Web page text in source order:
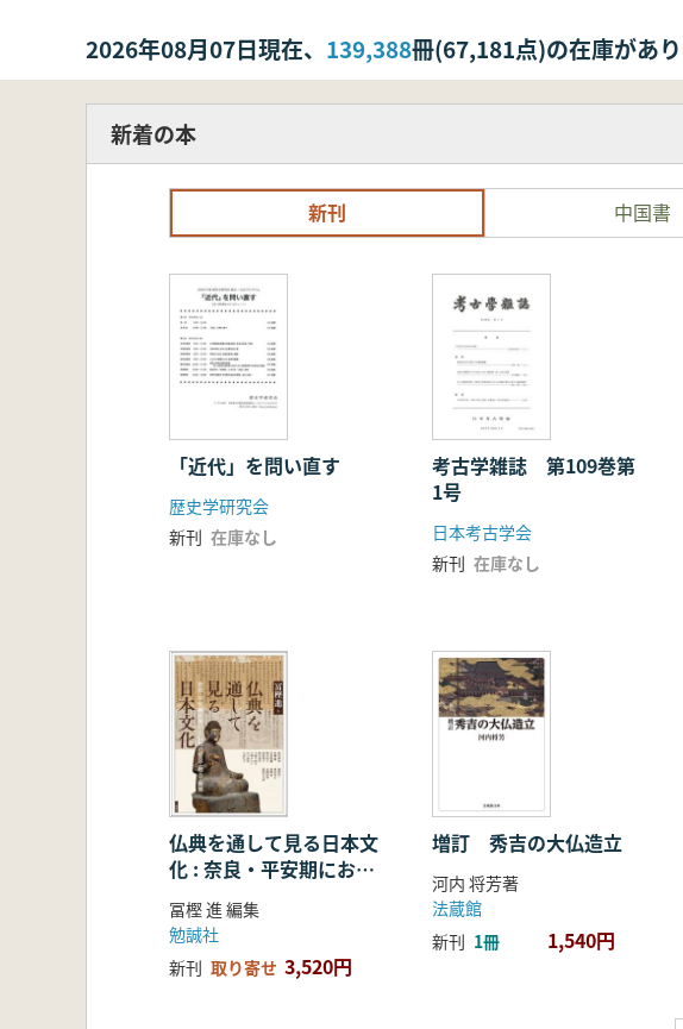
2026年08月07日現在、 139,388冊(67,181点)の在庫があ
新着の本
新刊 中国書
「近代」を問い直す
歴史学研究会
新刊 在庫なし
考古学雑誌 第109巻第
1号
日本考古学会
新刊 在庫なし
仏典を通して見る日本文
化 : 奈良・平安期におけ
る仏教の受容・融合・展
開
冨樫 進 編集
勉誠社
新刊 取り寄せ 3,520円
増訂 秀吉の大仏造立
河内 将芳著
法蔵館
新刊 1冊 1,540円